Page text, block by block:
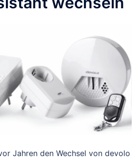
Jahren den Wechsel von devolo